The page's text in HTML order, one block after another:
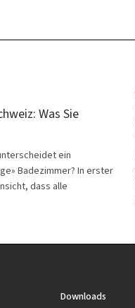
Was Sie
ein
Badezimmer? In erster
dass alle
Downloads